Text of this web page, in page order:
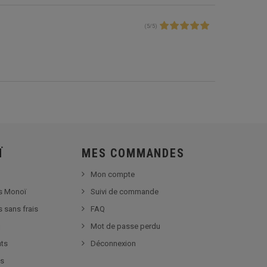
( 5/ 5)
Monoï
sans frais
MES COMMANDES
Mon compte
Suivi de commande
FAQ
Mot de passe perdu
Déconnexion